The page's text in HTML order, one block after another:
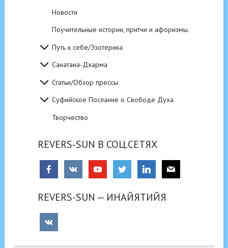
Новости
Поучительные истории, притчи и афоризмы.
Путь к себе/Эзотерика
Санатана-Дхарма
Статьи/Обзор прессы
Суфийское Послание о Свободе Духа
Творчество
REVERS-SUN В СОЦ.СЕТЯХ
REVERS-SUN — ИНАЙЯТИЙЯ